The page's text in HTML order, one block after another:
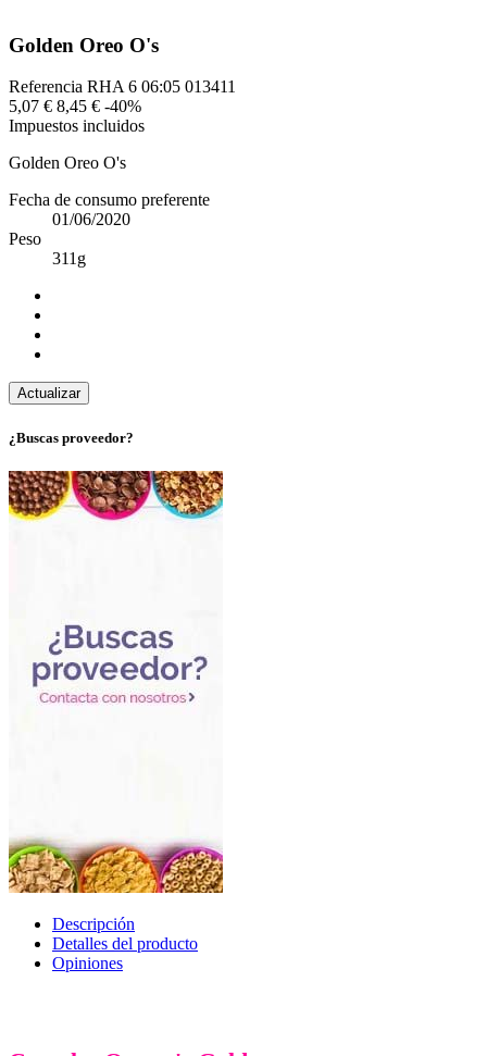
Golden Oreo O's
Referencia RHA 6 06:05 013411
5,07 € 8,45 € -40%
Impuestos incluidos
Golden Oreo O's
Fecha de consumo preferente
01/06/2020
Peso
311g
¿Buscas proveedor?
Descripción
Detalles del producto
Opiniones